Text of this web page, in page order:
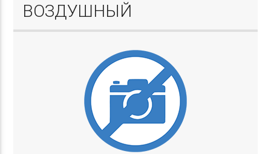
ВОЗДУШНЫЙ